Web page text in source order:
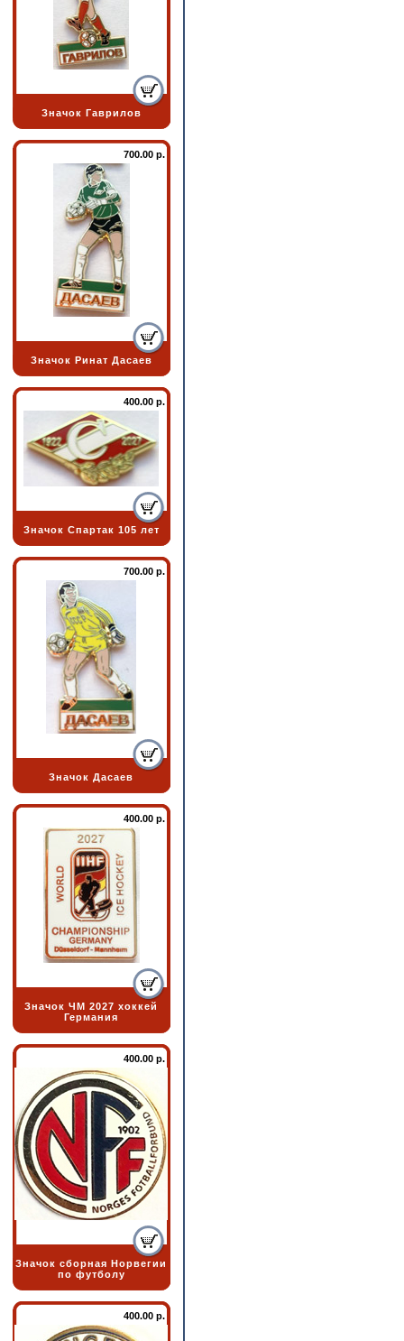
Значок Гаврилов
700.00 р.
Значок Ринат Дасаев
400.00 р.
Значок Спартак 105 лет
700.00 р.
Значок Дасаев
400.00 р.
Значок ЧМ 2027 хоккей
Германия
400.00 р.
Значок сборная Норвегии
по футболу
400.00 р.